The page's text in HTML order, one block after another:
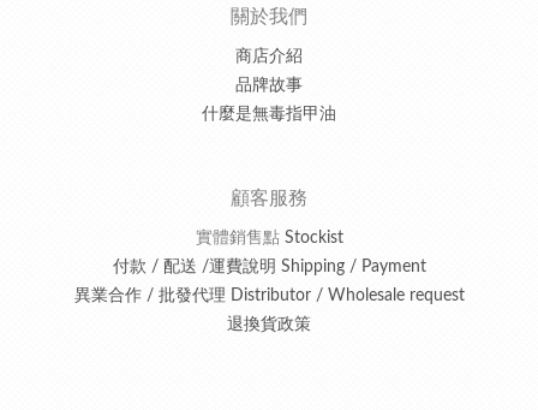
關於我們
商店介紹
品牌故事
什麼是無毒指甲油
顧客服務
實體銷售點Stockist
付款 / 配送 /運費說明 Shipping / Payment
異業合作 / 批發代理 Distributor / Wholesale request
退換貨政策